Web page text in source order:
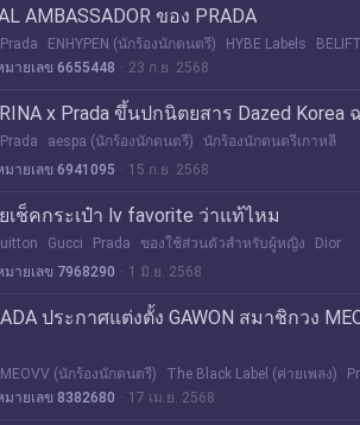
AMBASSADOR ของ PRADA
Prada ENHYPEN (นักร้องนักดนตรี) HYBE Labels
ายเลข 6655448
23 ก.ย. 2568
x Prada ขึ้นปกนิตยสาร Dazed
Prada aespa (นักร้องนักดนตรี)
นักร้องนักดนตรีเกาหลี
ายเลข 6941095
15 ก.ย. 2568
เช็คกระเป๋า lv favorite ว่าแท้ไหม
Gucci Prada ของใช้ส่วนตัวสำหรับผู้หญิง
Dior
ายเลข 7968290
1 มิ.ย. 2568
ประกาศแต่งตั้ง GAWON สมาชิกวง
MEOVV (นักร้องนักดนตรี) The Black Label (ค่ายเพลง)
ายเลข 8382680
17 เม.ย. 2568